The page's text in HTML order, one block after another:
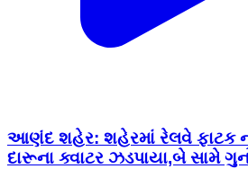
આણંદ શહેર: શહેરમાં રેલવે ફાટક
દારૂના ક્વાટર ઝડપાયા,બે સામે